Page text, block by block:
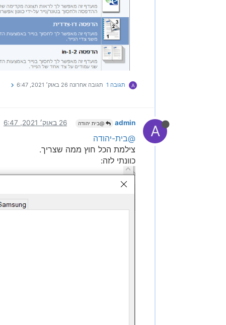
A תגובה 1 תגובה אחרונה 26 באוק׳ 2021, 6:47
A
admin @בית יהודה 26 באוק׳ 2021, 6:47
@בית-יהודה
צילמת הכל חוץ ממה שצריך.
כוונתי לזה: